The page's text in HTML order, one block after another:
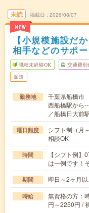
未読
NEW
掲載日 2026/08/07
【小規模施設だ
相手などのサポ
職種未経験OK 交通費別
派遣
勤務地
千葉県船橋市
西船橋駅から
／船橋日大前
曜日頻度
シフト制（月
相談OK
時間
【シフト例
は一例です！
期間 即日～2ヶ月
時給
無資格の方：
円～2250円 /